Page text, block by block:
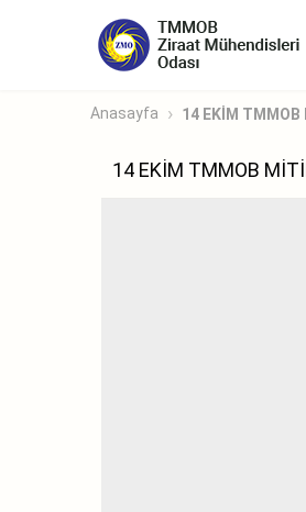
Anasayfa 14 EKİM TMMOB
14 EKİM TMMOB